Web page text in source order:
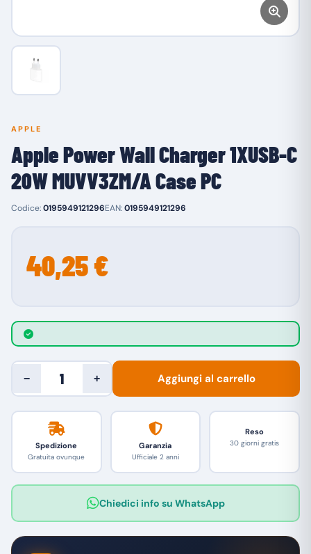
APPLE
Apple Power Wall Charger 1XUSB-C
20W MUVV3ZM/A Case PC
Codice:0195949121296EAN:0195949121296
40,25 €
− + Aggiungi al carrello
Spedizione
Gratuita ovunque
Garanzia
Ufficiale 2 anni
Reso
30 giorni gratis
Chiedici info su WhatsApp